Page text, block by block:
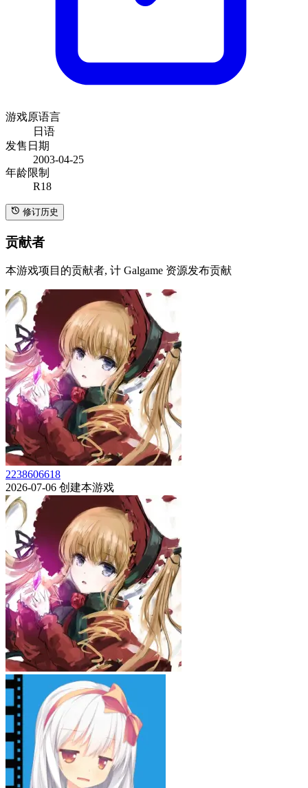
游戏原语言
日语
发售日期
2003-04-25
年龄限制
R18
修订历史
贡献者
本游戏项目的贡献者, 计 Galgame 资源发布贡献
2238606618
2026-07-06 创建本游戏